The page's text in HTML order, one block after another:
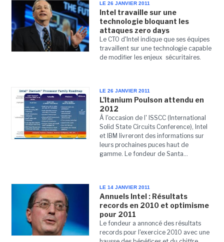
LE 26 JANVIER 2011
Intel travaille sur une
technologie bloquant les
attaques zero days
Le CTO d'Intel indique que ses équipes
travaillent sur une technologie capable
de modifier les enjeux sécuritaires.
LE 26 JANVIER 2011
L'Itanium Poulson attendu en
2012
À l'occasion de l' ISSCC (International
Solid State Circuits Conference), Intel
et IBM livreront des informations sur
leurs prochaines puces haut de
gamme. Le fondeur de Santa...
LE 14 JANVIER 2011
Annuels Intel : Résultats
records en 2010 et optimisme
pour 2011
Le fondeur a annoncé des résultats
records pour l'exercice 2010 avec une